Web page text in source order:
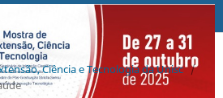
Ciência e Tecnologia da Unisc /